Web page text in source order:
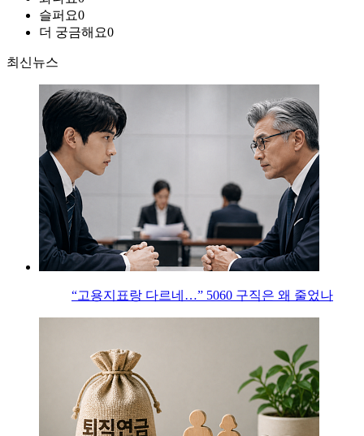
슬퍼요0
더 궁금해요0
최신뉴스
“고용지표랑 다르네…” 5060 구직은 왜 줄었나